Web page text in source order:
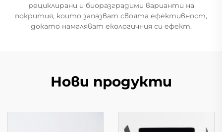
рециклирани и биоразградими варианти на
покрития, които запазват своята ефективност,
докато намаляват екологичния си ефект.
Нови продукти